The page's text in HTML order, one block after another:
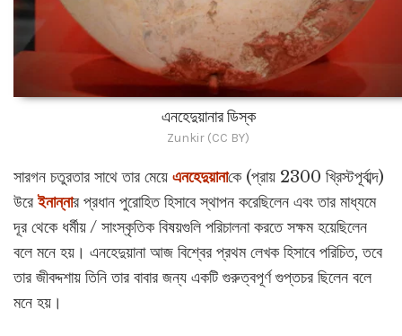
এনহেদুয়ানার ডিস্ক
Zunkir (CC BY)
সারগন চতুরতার সাথে তার মেয়ে এনহেদুয়ানাকে (প্রায় 2300 খ্রিস্টপূর্বাব্দ)
উরেইনান্নার প্রধান পুরোহিত হিসাবে স্থাপন করেছিলেন এবং তার মাধ্যমে
দূর থেকে ধর্মীয় / সাংস্কৃতিক বিষয়গুলি পরিচালনা করতে সক্ষম হয়েছিলেন
বলে মনে হয়। এনহেদুয়ানা আজ বিশ্বের প্রথম লেখক হিসাবে পরিচিত, তবে
তার জীবদ্দশায় তিনি তার বাবার জন্য একটি গুরুত্বপূর্ণ গুপ্তচর ছিলেন বলে
মনে হয়।